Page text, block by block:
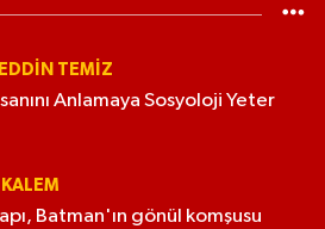
TEMIZ
Anlamaya Sosyoloji Yeter
Batman'ın gönül komşusu